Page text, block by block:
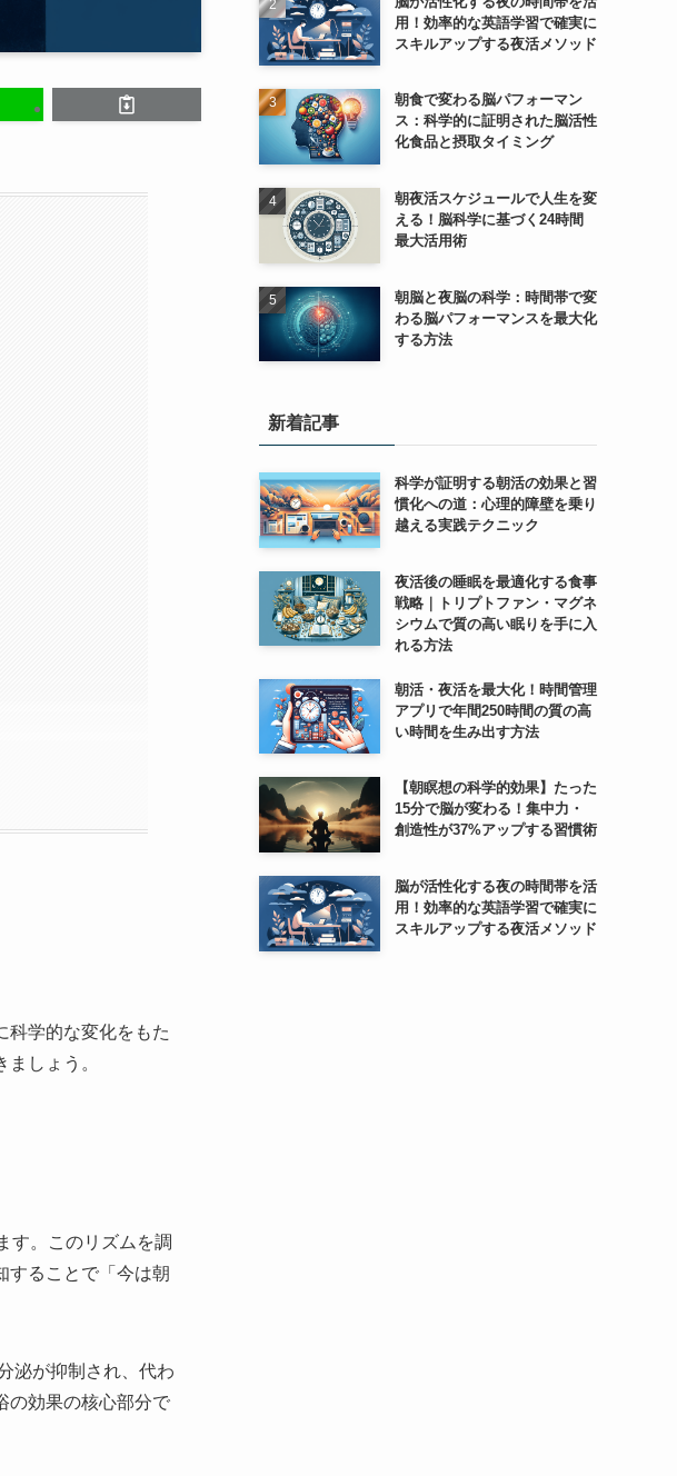
科学的な変化をもた
しょう。
す。このリズムを調
することで「今は朝
泌が抑制され、代わ
の効果の核心部分で
用！効率的な英語学習で確実に
スキルアップする夜活メソッド
朝食で変わる脳パフォーマン
ス：科学的に証明された脳活性
化食品と摂取タイミング
朝夜活スケジュールで人生を変
える！脳科学に基づく24時間
最大活用術
朝脳と夜脳の科学：時間帯で変
わる脳パフォーマンスを最大化
する方法
新着記事
科学が証明する朝活の効果と習
慣化への道：心理的障壁を乗り
越える実践テクニック
夜活後の睡眠を最適化する食事
戦略｜トリプトファン・マグネ
シウムで質の高い眠りを手に入
れる方法
朝活・夜活を最大化！時間管理
アプリで年間250時間の質の高
い時間を生み出す方法
【朝瞑想の科学的効果】たった
15分で脳が変わる！集中力・
創造性が37%アップする習慣術
脳が活性化する夜の時間帯を活
用！効率的な英語学習で確実に
スキルアップする夜活メソッド